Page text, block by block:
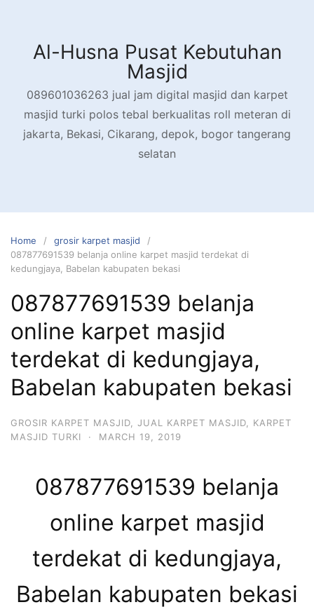
contentAl-Husna Pusat Kebutuhan
Masjid
089601036263 jual jam digital masjid dan karpet
masjid turki polos tebal berkualitas roll meteran di
jakarta, Bekasi, Cikarang, depok, bogor tangerang
selatan
Home
grosir karpet masjid
087877691539 belanja online karpet masjid terdekat di
kedungjaya, Babelan kabupaten bekasi
087877691539 belanja
online karpet masjid
terdekat di kedungjaya,
Babelan kabupaten bekasi
GROSIR KARPET MASJID JUAL KARPET MASJID
KARPET
MASJID TURKI
· MARCH 19, 2019
087877691539 belanja
online karpet masjid
terdekat di kedungjaya,
Babelan kabupaten bekasi